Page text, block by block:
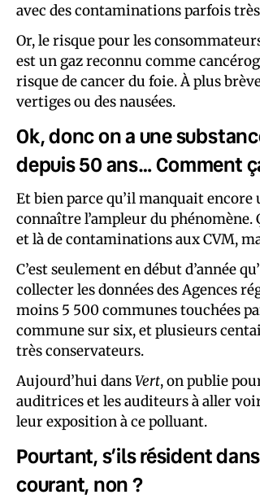
avec des contaminations parfois
Or, le risque pour les
est un gaz reconnu comme
risque de cancer du foie. À plus
vertiges ou des nausées.
Ok, donc on a une
depuis 50 ans… Comment
Et bien parce qu’il manquait encore
connaître l’ampleur du phénomène.
et là de contaminations aux CVM,
C’est seulement en début d’année
collecter les données des Agences
moins 5 500 communes touchées
commune sur six, et plusieurs
très conservateurs.
Aujourd’hui dansVert, on publie
auditrices et les auditeurs à aller
leur exposition à ce polluant.
Pourtant, s’ils résident
courant, non ?